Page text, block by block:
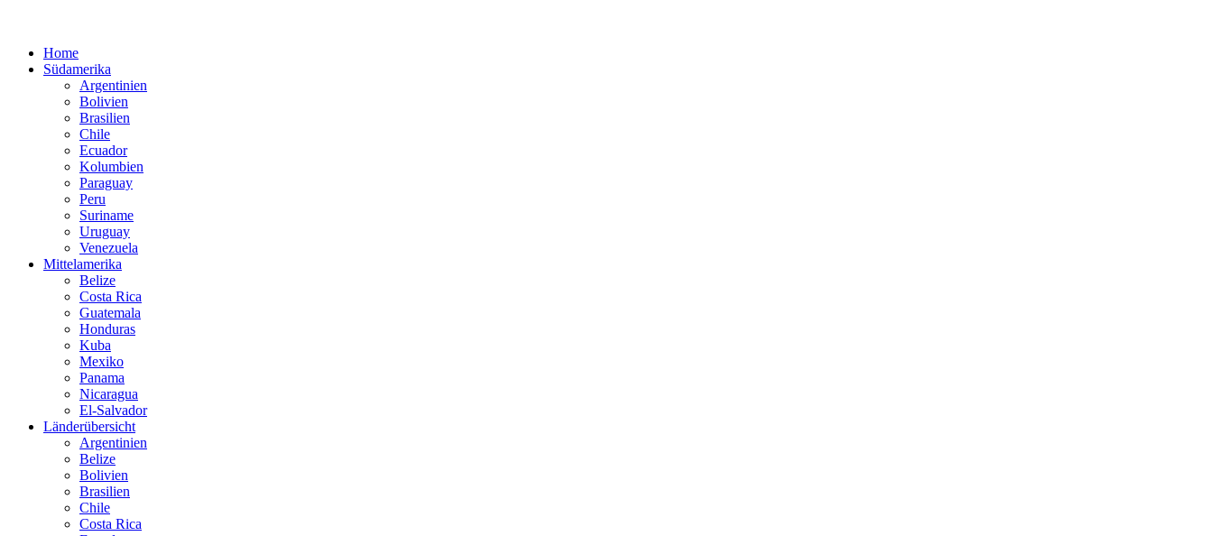
Home
Südamerika
Argentinien
Bolivien
Brasilien
Chile
Ecuador
Kolumbien
Paraguay
Peru
Suriname
Uruguay
Venezuela
Mittelamerika
Belize
Costa Rica
Guatemala
Honduras
Kuba
Mexiko
Panama
Nicaragua
El-Salvador
Länderübersicht
Argentinien
Belize
Bolivien
Brasilien
Chile
Costa Rica